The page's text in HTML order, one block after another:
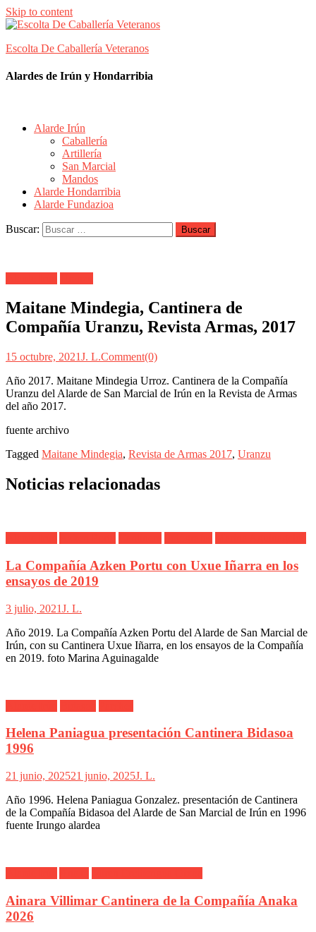
Skip to content
Escolta De Caballería Veteranos
Alardes de Irún y Hondarribia
Alarde Irún
Caballería
Artillería
San Marcial
Mandos
Alarde Hondarribia
Alarde Fundazioa
Buscar:
Maitane Mindegia, Cantinera de
Compañía Uranzu, Revista Armas, 2017
15 octubre, 2021J. L.Comment(0)
Año 2017. Maitane Mindegia Urroz. Cantinera de la Compañía
Uranzu del Alarde de San Marcial de Irún en la Revista de Armas
del año 2017.
fuente archivo
Tagged Maitane Mindegia, Revista de Armas 2017, Uranzu
Noticias relacionadas
La Compañía Azken Portu con Uxue Iñarra en los
ensayos de 2019
3 julio, 2021J. L.
Año 2019. La Compañía Azken Portu del Alarde de San Marcial de
Irún, con su Cantinera Uxue Iñarra, en los ensayos de la Compañía
en 2019. foto Marina Aguinagalde
Helena Paniagua presentación Cantinera Bidasoa
1996
21 junio, 202521 junio, 2025J. L.
Año 1996. Helena Paniagua Gonzalez. presentación de Cantinera
de la Compañía Bidasoa del Alarde de San Marcial de Irún en 1996
fuente Irungo alardea
Ainara Villimar Cantinera de la Compañía Anaka
2026